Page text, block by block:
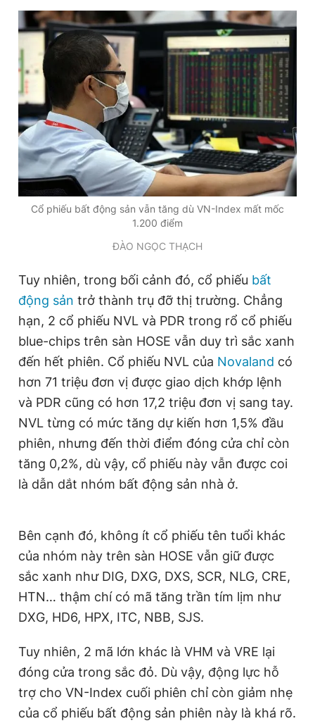
Hotline
0906 645 777
Liên hệ quảng cáo
0908 780 404
Đặt báo Quảng cáo Tòa soạn Chính sách bảo
Tổng biên tập: Nguyễn Ngọc Toàn
Phó tổng biên tập thường trực: Hải Thành
Phó tổng biên tập: Lâm Hiếu Dũng
Phó tổng biên tập: Trần Việt Hưng
Tổng thư ký tòa soạn: Đức Trung
Giấy phép xuất bản số 110/GP - BTTTT cấp ngày 24.3.2020
© 2003-2026 Bản quyền thuộc về Báo Thanh Niên. Cấm sao
chép dưới mọi hình thức nếu không có sự chấp thuận bằng văn
bản. Phát triển bởi ePi Technologies, JSC.
Cổ phiếu bất động sản vẫn tăng dù VN-Index mất mốc
1.200 điểm
ĐÀO NGỌC THẠCH
Tuy nhiên, trong bối cảnh đó, cổ phiếu bất
động sản trở thành trụ đỡ thị trường. Chẳng
hạn, 2 cổ phiếu NVL và PDR trong rổ cổ phiếu
blue-chips trên sàn HOSE vẫn duy trì sắc xanh
đến hết phiên. Cổ phiếu NVL của Novaland có
hơn 71 triệu đơn vị được giao dịch khớp lệnh
và PDR cũng có hơn 17,2 triệu đơn vị sang tay.
NVL từng có mức tăng dự kiến hơn 1,5% đầu
phiên, nhưng đến thời điểm đóng cửa chỉ còn
tăng 0,2%, dù vậy, cổ phiếu này vẫn được coi
là dẫn dắt nhóm bất động sản nhà ở.
Bên cạnh đó, không ít cổ phiếu tên tuổi khác
của nhóm này trên sàn HOSE vẫn giữ được
sắc xanh như DIG, DXG, DXS, SCR, NLG, CRE,
HTN… thậm chí có mã tăng trần tím lịm như
DXG, HD6, HPX, ITC, NBB, SJS.
Tuy nhiên, 2 mã lớn khác là VHM và VRE lại
đóng cửa trong sắc đỏ. Dù vậy, động lực hỗ
trợ cho VN-Index cuối phiên chỉ còn giảm nhẹ
của cổ phiếu bất động sản phiên này là khá rõ.